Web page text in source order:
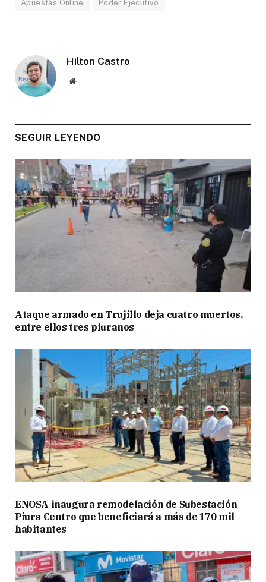
Apuestas Online Poder Ejecutivo
Hilton Castro
Website
SEGUIR LEYENDO
Ataque armado en Trujillo deja cuatro muertos,
entre ellos tres piuranos
ENOSA inaugura remodelación de Subestación
Piura Centro que beneficiará a más de 170 mil
habitantes